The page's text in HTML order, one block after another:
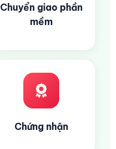
Chuyển giao phần
mềm
Chứng nhận